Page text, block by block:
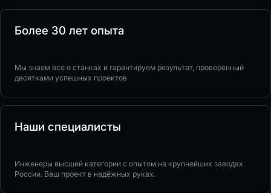
Более 30 лет опыта
Мы знаем все о станках и гарантируем результат, проверенный
десятками успешных проектов
Наши специалисты
Инженеры высшей категории с опытом на крупнейших заводах
России. Ваш проект в надёжных руках.